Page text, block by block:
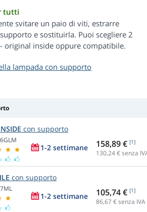
tutti
svitare un paio di viti, estrarre
e sostituirla. Puoi scegliere 2
original inside oppure compatibile.
lampada con supporto
con supporto
1-2 settimane 158,89 € [1]
130,24€ senza
con supporto
1-2 settimane 105,74 € [1]
86,67 € senza IVA